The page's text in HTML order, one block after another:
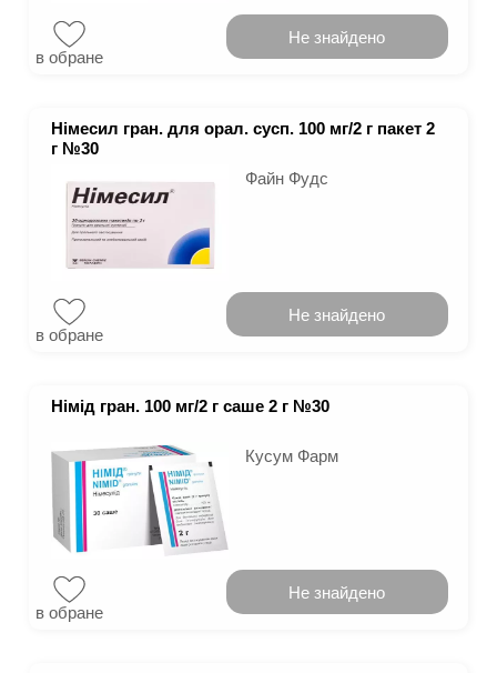
в обране
Не знайдено
Німесил гран. для орал. сусп. 100 мг/2 г пакет 2
г №30
Файн Фудс
в обране
Не знайдено
Німід гран. 100 мг/2 г саше 2 г №30
Кусум Фарм
в обране
Не знайдено